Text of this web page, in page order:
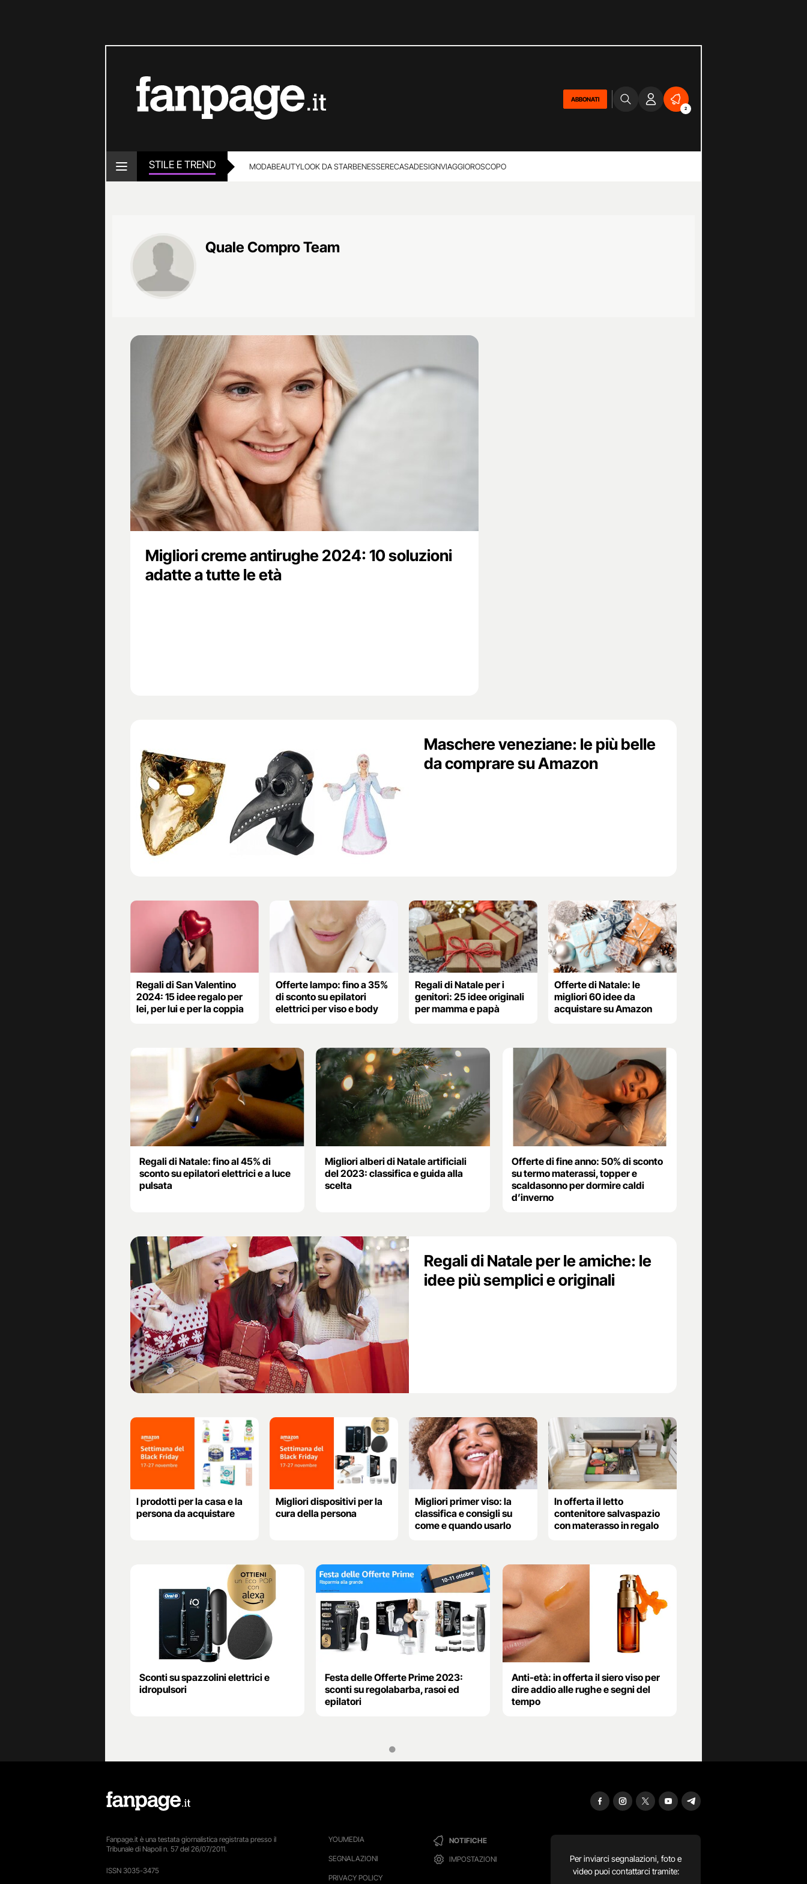
ABBONATI
2
STILE E TREND MODABEAUTYLOOK DA STARBENESSERECASADESIGNVIAGGIOROSCOPO
Quale Compro Team
Migliori creme antirughe 2024: 10 soluzioni
adatte a tutte le età
Maschere veneziane: le più belle
da comprare su Amazon
Regali di San Valentino
2024: 15 idee regalo per
lei, per lui e per la coppia
Offerte lampo: fino a 35%
di sconto su epilatori
elettrici per viso e body
Regali di Natale per i
genitori: 25 idee originali
per mamma e papà
Offerte di Natale: le
migliori 60 idee da
acquistare su Amazon
Regali di Natale: fino al 45% di
sconto su epilatori elettrici e a luce
pulsata
Migliori alberi di Natale artificiali
del 2023: classifica e guida alla
scelta
Offerte di fine anno: 50% di sconto
su termo materassi, topper e
scaldasonno per dormire caldi
d’inverno
Regali di Natale per le amiche: le
idee più semplici e originali
I prodotti per la casa e la
persona da acquistare
Migliori dispositivi per la
cura della persona
Migliori primer viso: la
classifica e consigli su
come e quando usarlo
In offerta il letto
contenitore salvaspazio
con materasso in regalo
Sconti su spazzolini elettrici e
idropulsori
Festa delle Offerte Prime 2023:
sconti su regolabarba, rasoi ed
epilatori
Anti-età: in offerta il siero viso per
dire addio alle rughe e segni del
tempo
YOUMEDIA
SEGNALAZIONI
PRIVACY POLICY
NOTIFICHE
IMPOSTAZIONI
Per inviarci segnalazioni, foto e
video puoi contattarci tramite:
Fanpage.it è una testata giornalistica registrata presso il
Tribunale di Napoli n. 57 del 26/07/2011.
ISSN 3035-3475